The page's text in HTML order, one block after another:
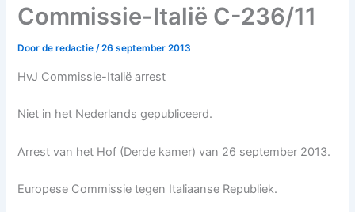
Commissie-Italië C-236/11
Doorde redactie/26 september 2013
HvJ Commissie-Italië arrest
Niet in het Nederlands gepubliceerd.
Arrest van het Hof (Derde kamer) van 26 september 2013.
Europese Commissie tegen Italiaanse Republiek.